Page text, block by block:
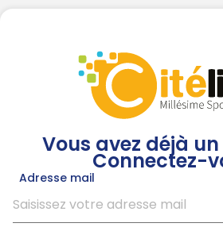
Vous avez déjà
Connectez-
Adresse mail